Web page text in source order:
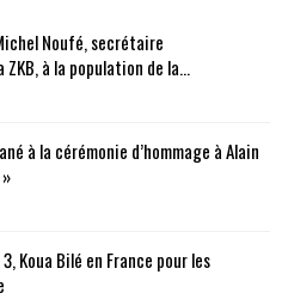
Noufé, secrétaire
ZKB, à la population de la…
à la cérémonie d’hommage à Alain
Koua Bilé en France pour les